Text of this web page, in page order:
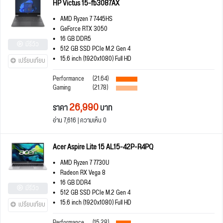
เปรียบเทียบ
HP Victus 15-fb3087AX
AMD Ryzen 7 7445HS
GeForce RTX 3050
16 GB DDR5
512 GB SSD PCIe M.2 Gen 4
15.6 inch (1920x1080) Full HD
Performance
(21.64)
Gaming (21.78)
ราคา26,990บาท
อ่าน 7,616 | ความเห็น 0
เปรียบเทียบ
Acer Aspire Lite 15 AL15-42P-R4PQ
AMD Ryzen 7 7730U
Radeon RX Vega 8
16 GB DDR4
512 GB SSD PCIe M.2 Gen 4
15.6 inch (1920x1080) Full HD